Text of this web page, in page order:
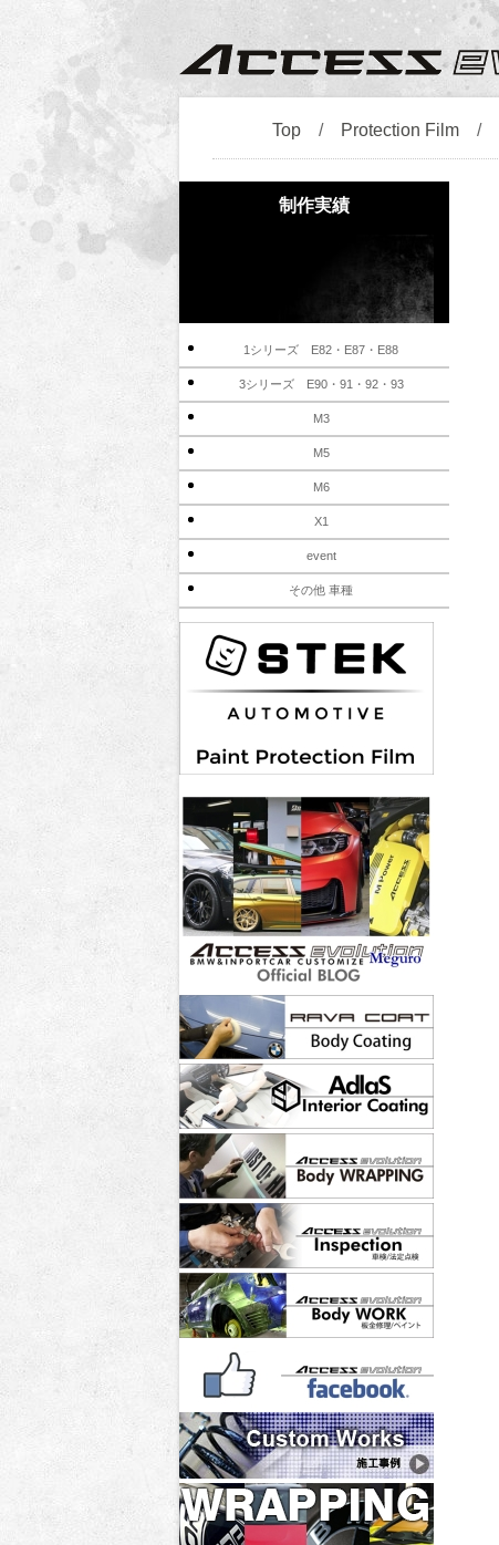
Top/ Protection Film/
制作実績
1シリーズ E82・E87・E88
3シリーズ E90・91・92・93
M3
M5
M6
X1
event
その他 車種